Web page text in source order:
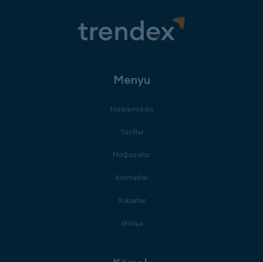
Menyu
Haqqımızda
Tariflər
Mağazalar
Xidmətlər
Xəbərlər
Əlaqə